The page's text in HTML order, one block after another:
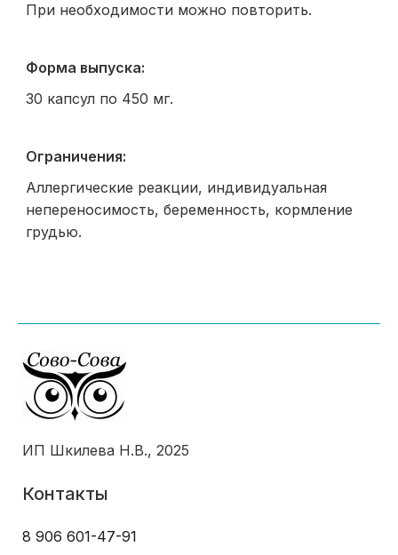
При необходимости можно повторить.
Форма выпуска:
30 капсул по 450 мг.
Ограничения:
Аллергические реакции, индивидуальная
непереносимость, беременность, кормление
грудью.
ИП Шкилева Н.В., 2025
Контакты
8 906 601-47-91